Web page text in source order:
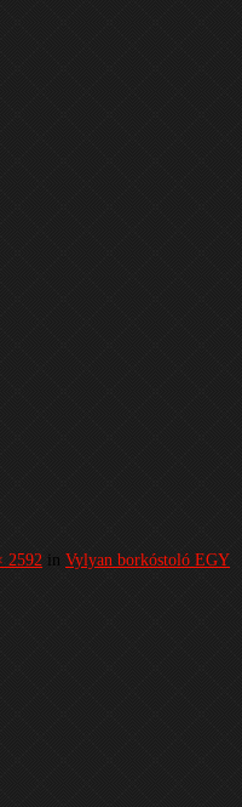
2592 in Vylyan borkóstoló EGY